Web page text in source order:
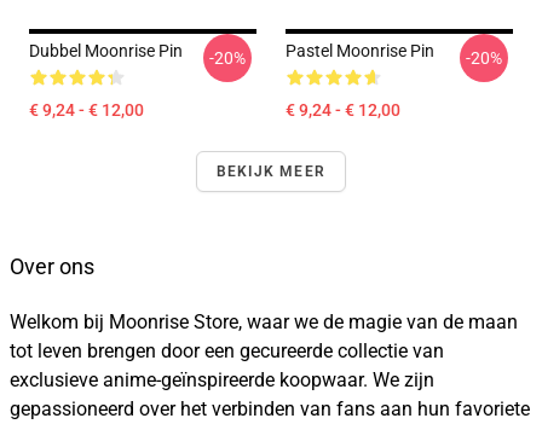
Dubbel Moonrise Pin
€ 9,24 - € 12,00
-20% Pastel Moonrise Pin
€ 9,24 - € 12,00
-20%
BEKIJK MEER
Over ons
Welkom bij Moonrise Store, waar we de magie van de maan
tot leven brengen door een gecureerde collectie van
exclusieve anime-geïnspireerde koopwaar. We zijn
gepassioneerd over het verbinden van fans aan hun favoriete